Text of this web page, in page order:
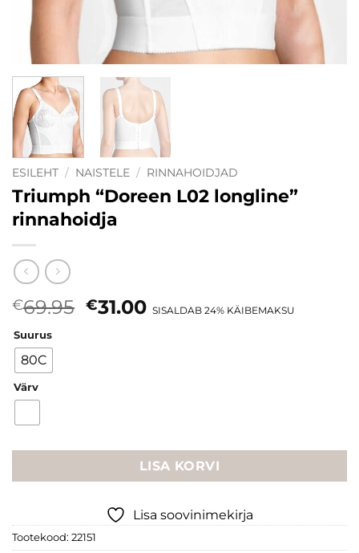
ESILEHT / NAISTELE / RINNAHOIDJAD
Triumph “Doreen L02 longline”
rinnahoidja
€69.95 Algne
€31.00Current
SISALDAB 24% KÄIBEMAKSU
Suurus
80C
Värv
LISA KORVI
Lisa soovinimekirja
Tootekood: 22151